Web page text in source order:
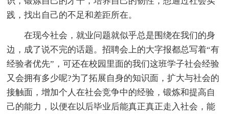
践，找出自己的不足和差距所在。
在现今社会，就业问题就似乎总是围绕在我们的身
边，成了说不完的话题。招聘会上的大字报都总写着“有
经验者优先”，可还在校园里面的我们这班学子社会经验
又会拥有多少呢?为了拓展自身的知识面，扩大与社会的
接触面，增加个人在社会竞争中的经验，锻炼和提高自
己的能力，以便在以后毕业后能真正真正走入社会，能